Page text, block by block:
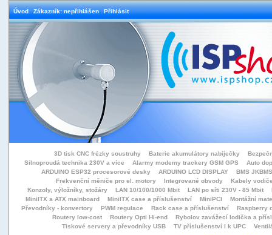
Úvod Zákazník: nepřihlášen Přihlásit
3D tisk CNC frézky soustruhy Baterie akumulátory nabíječky
Silnoproudá technika 230V a více
Alarmy modemy trackery GSM GPS
Auto
ARDUINO ESP32 procesorové desky
ARDUINO LCD DISPLAY
BMS
Frekvenční měniče pro el. motory
Integrované obvody
Kabely
Konzoly, výložníky, stožáry
LAN 10/100/1000 Mbit LAN po síti 230V - 85 Mbit
MiniITX a ATX mainboard
MiniITX case a příslušenství MiniPCI
Montážní
Převodníky - konvertory
PWM regulace Rack case a příslušenství
Raspberry
Routery low-cost
Routery Opti Hi-end
Rybolov zavážecí lodička a přísl
Tiskové servery a převodníky USB
TV příslušenství i k UPC